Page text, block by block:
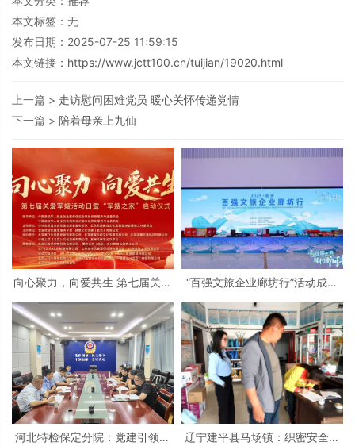
本文标签：无
发布日期：2025-07-25 11:59:15
本文链接： https://www.jctt100.cn/tuijian/19020.html
上一篇 > 走访慰问困难党员 暖心关怀传递党情​
下一篇 > 陪着母亲上九仙
向心聚力，向爱共生 第七届关爱
式在京隆重举行
“百强文旅企业廊坊行”活动成功
河北特检保定分院：党建引领促
辽宁建平县马场镇：织密安全防